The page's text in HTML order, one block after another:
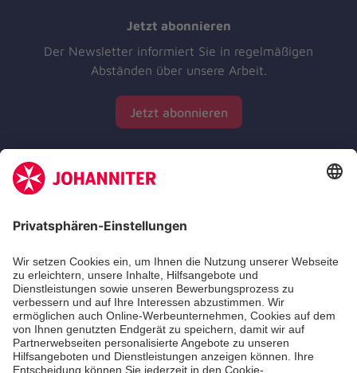
Jetzt abonnieren
Der Newsletter informiert Sie in regelmäßigen
Abständen über unsere Arbeit.
Jetzt abonnieren
Zertifizierung der Johanniter-Unfall-Hilfe e.V.
Die Johanniter GmbH führt das Spendenzertifikat
des Deutschen Spendenrats e.V.